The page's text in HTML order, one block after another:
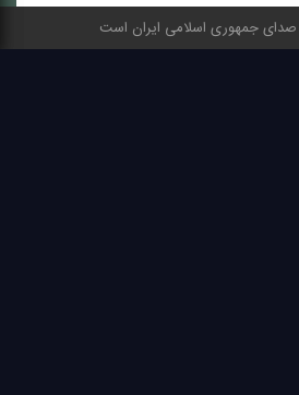
جمهوری اسلامی ایران است